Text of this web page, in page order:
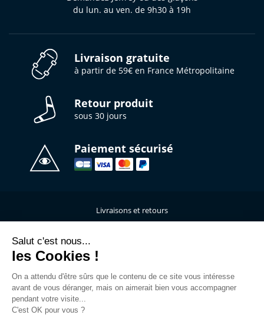
du lun. au ven. de 9h30 à 19h
Livraison gratuite
à partir de 59€ en France Métropolitaine
Retour produit
sous 30 jours
Paiement sécurisé
Livraisons et retours
Qui sommes-nous ?
C.G.V
Salut c'est nous...
les Cookies !
On a attendu d'être sûrs que le contenu de ce site vous intéresse
avant de vous déranger, mais on aimerait bien vous accompagner
pendant votre visite...
C'est OK pour vous ?